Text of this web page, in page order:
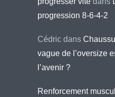
progression 8-6-4-2
Cédric dans
vague de l’oversize
l’avenir ?
Renforcement